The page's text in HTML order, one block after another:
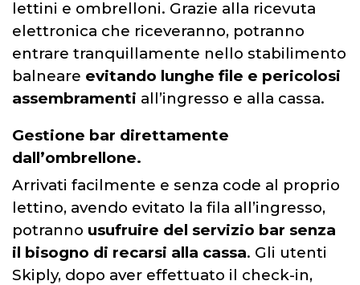
lettini e ombrelloni. Grazie alla ricevuta
elettronica che riceveranno, potranno
entrare tranquillamente nello stabilimento
balneare evitando lunghe file e pericolosi
assembramenti all’ingresso e alla cassa.
Gestione bar direttamente
dall’ombrellone.
Arrivati facilmente e senza code al proprio
lettino, avendo evitato la fila all’ingresso,
potranno usufruire del servizio bar senza
il bisogno di recarsi alla cassa. Gli utenti
Skiply, dopo aver effettuato il check-in,